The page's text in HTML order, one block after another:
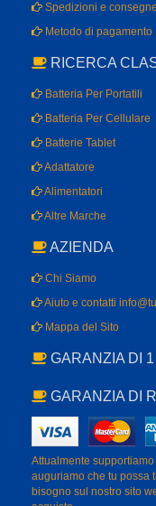
Spedizioni e consegne
Metodo di pagamento
RICERCA
Batteria Per Portatili
Batteria Per Cellulare
Batterie Tablet
Adattatore
Alimentatori
Altre Marche
AZIENDA
Chi Siamo
Aiuto e contatti
Mappa del Sito
GARANZIA DI 1
GARANZIA DI
Attualmente
auguriamo che tu possa
bisogno sul nostro sito